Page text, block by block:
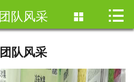
 首页
团队风采  
团队风采